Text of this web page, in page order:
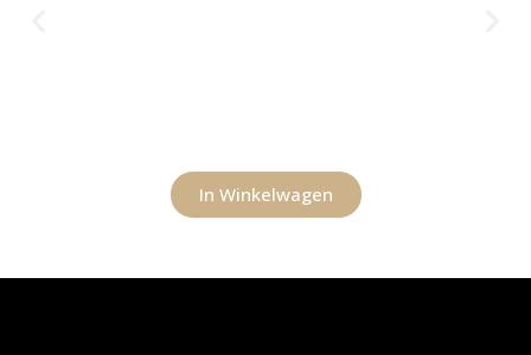
In Winkelwagen